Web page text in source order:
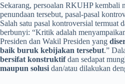
Sekarang, persoalan RKUHP kembali
penundaan tersebut, pasal-pasal
Salah satu pasal kontroversial termuat
berbunyi: “Kritik adalah
Presiden dan Wakil Presiden yang
baik buruk kebijakan tersebut.”
bersifat konstruktifdan sedapat
maupun solusi dan/atau dilakukan